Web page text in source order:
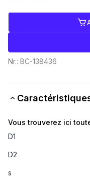
Nr.: BC-138436
Vous trouverez ici
D1
D2
s